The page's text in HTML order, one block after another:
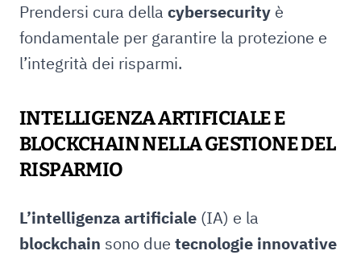
Prendersi cura della cybersecurity è
fondamentale per garantire la protezione e
l’integrità dei risparmi.
INTELLIGENZA ARTIFICIALE E
BLOCKCHAIN NELLA GESTIONE DEL
RISPARMIO
L’intelligenza artificiale (IA) e la
blockchain sono due tecnologie innovative